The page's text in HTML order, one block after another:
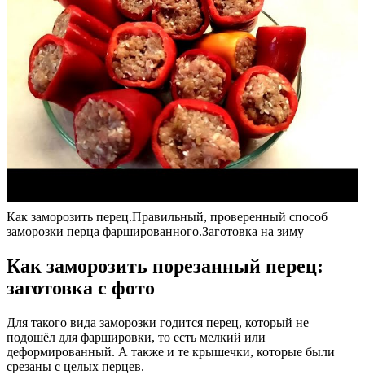
Как заморозить перец.Правильный, проверенный способ
заморозки перца фаршированного.Заготовка на зиму
Как заморозить порезанный перец:
заготовка с фото
Для такого вида заморозки годится перец, который не
подошёл для фаршировки, то есть мелкий или
деформированный. А также и те крышечки, которые были
срезаны с целых перцев.